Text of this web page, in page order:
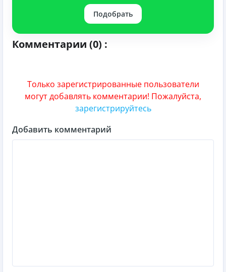
Подобрать
Комментарии (0) :
Только зарегистрированные пользователи
могут добавлять комментарии! Пожалуйста,
зарегистрируйтесь
Добавить комментарий